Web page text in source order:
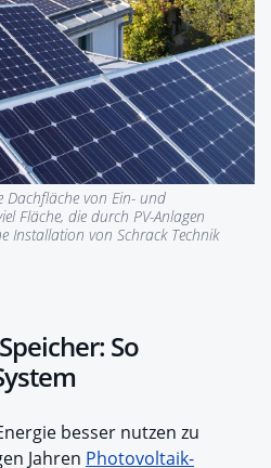
Dachfläche von Ein- und
Fläche, die durch PV-Anlagen
Installation von Schrack Technik
So
besser nutzen zu
Jahren Photovoltaik-